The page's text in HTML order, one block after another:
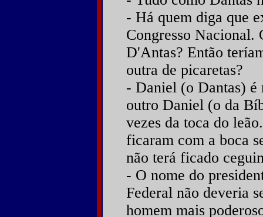
- Há quem diga que
Congresso Nacional.
D'Antas? Então
outra de picaretas?
- Daniel (o Dantas) é
outro Daniel (o da
vezes da toca do
ficaram com a boca
não terá ficado
- O nome do
Federal não deveria
homem mais